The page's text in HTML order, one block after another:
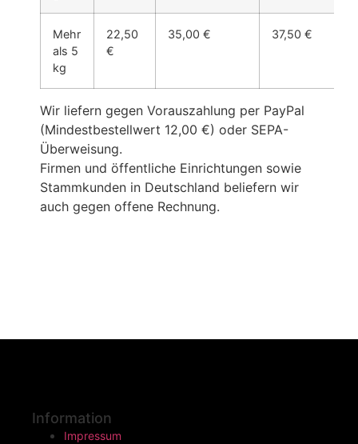
Mehr
als 5
kg
22,50
€
35,00 € 37,50 €
Wir liefern gegen Vorauszahlung per PayPal
(Mindestbestellwert 12,00 €) oder SEPA-
Überweisung.
Firmen und öffentliche Einrichtungen sowie
Stammkunden in Deutschland beliefern wir
auch gegen offene Rechnung.
Information
Impressum